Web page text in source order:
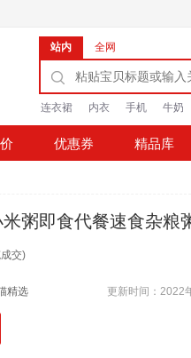
站内 全网
连衣裙 内衣 手机 牛奶
优惠券 精品库
粥即食代餐速食杂粮
交)
精选 更新时间：2022